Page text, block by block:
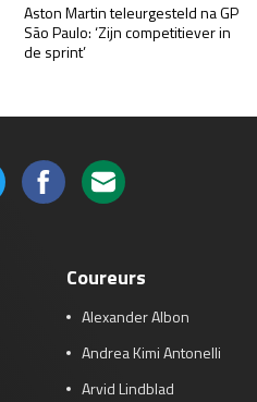
Aston Martin teleurgesteld na GP
São Paulo: ‘Zijn competitiever in
de sprint’
Coureurs
Alexander Albon
Andrea Kimi Antonelli
Arvid Lindblad